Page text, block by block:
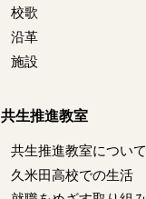
校歌
沿革
施設
共生推進教室
共生推進教室について
久米田高校での生活